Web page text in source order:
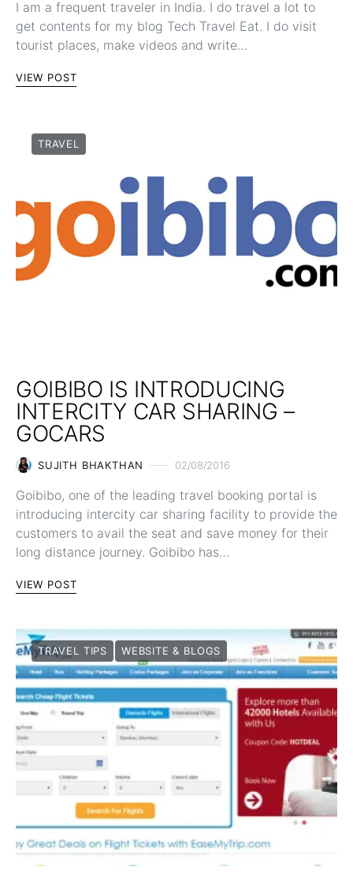
I am a frequent traveler in India. I do travel a lot to
get contents for my blog Tech Travel Eat. I do visit
tourist places, make videos and write…
VIEW POST
TRAVEL
GOIBIBO IS INTRODUCING
INTERCITY CAR SHARING –
GOCARS
SUJITH BHAKTHAN 02/08/2016
Goibibo, one of the leading travel booking portal is
introducing intercity car sharing facility to provide the
customers to avail the seat and save money for their
long distance journey. Goibibo has…
VIEW POST
TRAVEL TIPS WEBSITE & BLOGS